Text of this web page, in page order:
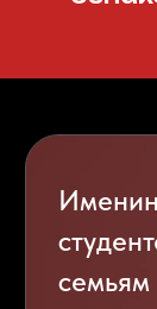
Более
наши